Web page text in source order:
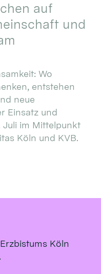
auf
und
Wo
entstehen
neue
Einsatz und
Juli im Mittelpunkt
Köln und KVB.
Köln
.